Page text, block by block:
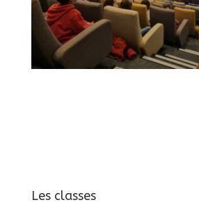
Les classes